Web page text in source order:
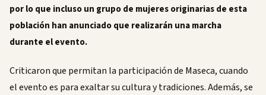
por lo que incluso un grupo de mujeres originarias de esta
población han anunciado que realizarán una marcha
durante el evento.
Criticaron que permitan la participación de Maseca, cuando
el evento es para exaltar su cultura y tradiciones. Además, se